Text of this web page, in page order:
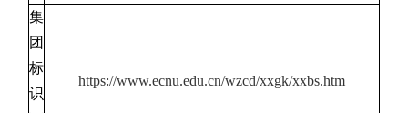
集
团
标
识
https://www.ecnu.edu.cn/wzcd/xxgk/xxbs.htm